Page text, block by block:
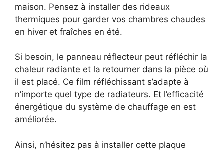
maison. Pensez à installer des rideaux
thermiques pour garder vos chambres chaudes
en hiver et fraîches en été.
Si besoin, le panneau réflecteur peut réfléchir la
chaleur radiante et la retourner dans la pièce où
il est placé. Ce film réfléchissant s’adapte à
n’importe quel type de radiateurs. Et l’efficacité
énergétique du système de chauffage en est
améliorée.
Ainsi, n’hésitez pas à installer cette plaque